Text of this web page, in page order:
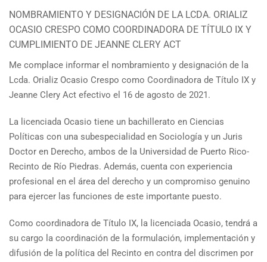
NOMBRAMIENTO Y DESIGNACIÓN DE LA LCDA. ORIALIZ
OCASIO CRESPO COMO COORDINADORA DE TÍTULO IX Y
CUMPLIMIENTO DE JEANNE CLERY ACT
Me complace informar el nombramiento y designación de la
Lcda. Orializ Ocasio Crespo como Coordinadora de Título IX y
Jeanne Clery Act efectivo el 16 de agosto de 2021.
La licenciada Ocasio tiene un bachillerato en Ciencias
Políticas con una subespecialidad en Sociología y un Juris
Doctor en Derecho, ambos de la Universidad de Puerto Rico-
Recinto de Río Piedras. Además, cuenta con experiencia
profesional en el área del derecho y un compromiso genuino
para ejercer las funciones de este importante puesto.
Como coordinadora de Título IX, la licenciada Ocasio, tendrá a
su cargo la coordinación de la formulación, implementación y
difusión de la política del Recinto en contra del discrimen por